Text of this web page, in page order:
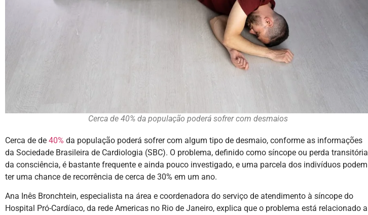
Cerca de 40% da população poderá sofrer com desmaios
Cerca de de 40% da população poderá sofrer com algum tipo de desmaio, conforme as informações
da Sociedade Brasileira de Cardiologia (SBC). O problema, definido como síncope ou perda transitória
da consciência, é bastante frequente e ainda pouco investigado, e uma parcela dos indivíduos podem
ter uma chance de recorrência de cerca de 30% em um ano.
Ana Inês Bronchtein, especialista na área e coordenadora do serviço de atendimento à síncope do
Hospital Pró-Cardíaco, da rede Americas no Rio de Janeiro, explica que o problema está relacionado a